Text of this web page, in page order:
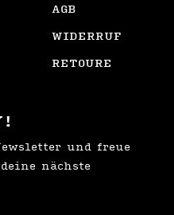
AGB
WIDERRUF
RETOURE
und freue
nächste